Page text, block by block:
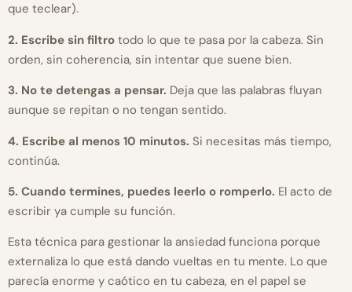
que teclear).
2. Escribe sin filtro todo lo que te pasa por la cabeza. Sin
orden, sin coherencia, sin intentar que suene bien.
3. No te detengas a pensar. Deja que las palabras fluyan
aunque se repitan o no tengan sentido.
4. Escribe al menos 10 minutos. Si necesitas más tiempo,
continúa.
5. Cuando termines, puedes leerlo o romperlo. El acto de
escribir ya cumple su función.
Esta técnica para gestionar la ansiedad funciona porque
externaliza lo que está dando vueltas en tu mente. Lo que
parecía enorme y caótico en tu cabeza, en el papel se